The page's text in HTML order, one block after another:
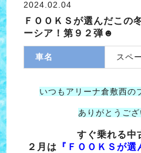
2024.02.04
ＦＯＯＫＳが選んだこの
ーシア！第９２弾☻
車名 スペ
いつもアリーナ倉敷西の
ありがとうご
すぐ乗れる中
２月は 『ＦＯＯＫＳが